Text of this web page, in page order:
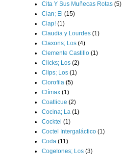
Cita Y Sus Muñecas Rotas (5)
Clan; El (15)
Clap! (1)
Claudia y Lourdes (1)
Claxons; Los (4)
Clemente Castillo (1)
Clicks; Los (2)
Clips; Los (1)
Clorofila (5)
Clímax (1)
Coatlicue (2)
Cocina; La (1)
Cocktel (1)
Coctel Intergaláctico (1)
Coda (11)
Cogelones; Los (3)